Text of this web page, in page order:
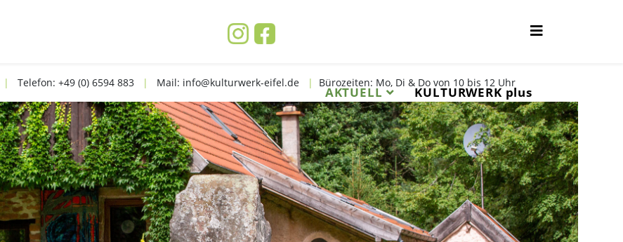
AKTUELL KULTURWERK plus
| Telefon: +49 (0) 6594 883 | Mail: info@kulturwerk-eifel.de | Bürozeiten: Mo, Di & Do von 10 bis 12 Uhr